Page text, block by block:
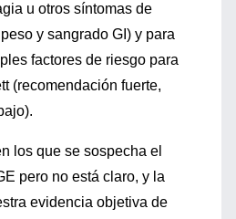
u otros síntomas de
y sangrado GI) y para
factores de riesgo para
(recomendación fuerte,
los que se sospecha el
pero no está claro, y la
evidencia objetiva de